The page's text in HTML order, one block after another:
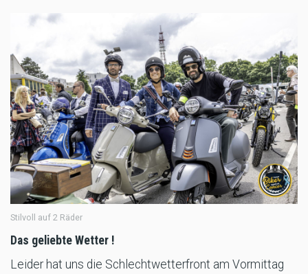
Stilvoll auf 2 Räder
Das geliebte Wetter !
Leider hat uns die Schlechtwetterfront am Vormittag